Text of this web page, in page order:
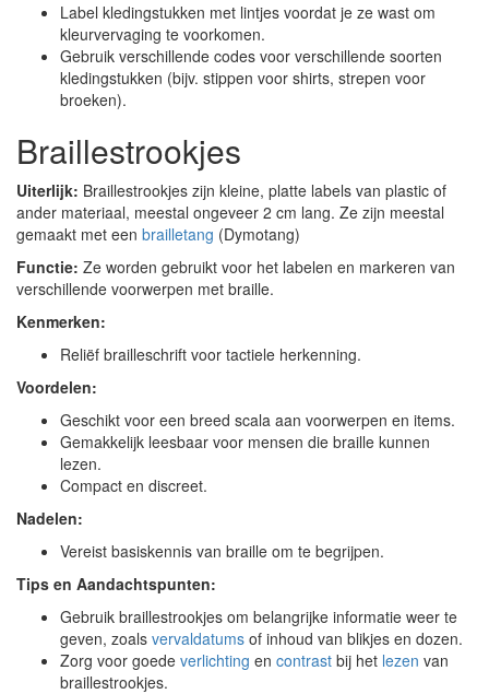
Label kledingstukken met lintjes voordat je ze wast om
kleurvervaging te voorkomen.
Gebruik verschillende codes voor verschillende soorten
kledingstukken (bijv. stippen voor shirts, strepen voor
broeken).
Braillestrookjes
Uiterlijk: Braillestrookjes zijn kleine, platte labels van plastic of
ander materiaal, meestal ongeveer 2 cm lang. Ze zijn meestal
gemaakt met een brailletang (Dymotang)
Functie: Ze worden gebruikt voor het labelen en markeren van
verschillende voorwerpen met braille.
Kenmerken:
Reliëf brailleschrift voor tactiele herkenning.
Voordelen:
Geschikt voor een breed scala aan voorwerpen en items.
Gemakkelijk leesbaar voor mensen die braille kunnen
lezen.
Compact en discreet.
Nadelen:
Vereist basiskennis van braille om te begrijpen.
Tips en Aandachtspunten:
Gebruik braillestrookjes om belangrijke informatie weer te
geven, zoals vervaldatums of inhoud van blikjes en dozen.
Zorg voor goede verlichting en contrast bij het lezen van
braillestrookjes.